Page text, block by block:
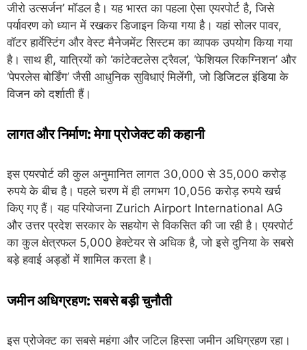
जीरो उत्सर्जन’ मॉडल है। यह भारत का पहला ऐसा एयरपोर्ट है, जिसे
पर्यावरण को ध्यान में रखकर डिजाइन किया गया है। यहां सोलर पावर,
वॉटर हार्वेस्टिंग और वेस्ट मैनेजमेंट सिस्टम का व्यापक उपयोग किया गया
है। साथ ही, यात्रियों को ‘कांटेक्टलेस ट्रैवल’, ‘फेशियल रिकग्निशन’ और
‘पेपरलेस बोर्डिंग’ जैसी आधुनिक सुविधाएं मिलेंगी, जो डिजिटल इंडिया के
विजन को दर्शाती हैं।
लागत और निर्माण: मेगा प्रोजेक्ट की कहानी
इस एयरपोर्ट की कुल अनुमानित लागत 30,000 से 35,000 करोड़
रुपये के बीच है। पहले चरण में ही लगभग 10,056 करोड़ रुपये खर्च
किए गए हैं। यह परियोजना Zurich Airport International AG
और उत्तर प्रदेश सरकार के सहयोग से विकसित की जा रही है। एयरपोर्ट
का कुल क्षेत्रफल 5,000 हेक्टेयर से अधिक है, जो इसे दुनिया के सबसे
बड़े हवाई अड्डों में शामिल करता है।
जमीन अधिग्रहण: सबसे बड़ी चुनौती
इस प्रोजेक्ट का सबसे महंगा और जटिल हिस्सा जमीन अधिग्रहण रहा।